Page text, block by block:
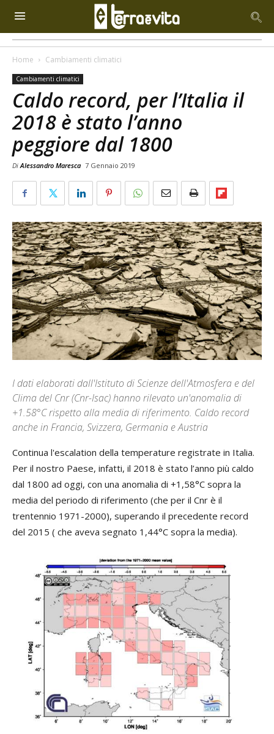
Home Cambiamenti climatici
Cambiamenti climatici
Caldo record, per l’Italia il
2018 è stato l’anno
peggiore dal 1800
DiAlessandro Maresca 7 Gennaio 2019
I dati elaborati dall'Istituto di Scienze dell'Atmosfera e del
Clima del Cnr (Cnr-Isac) hanno rilevato un'anomalia di
+1.58°C rispetto alla media di riferimento. Caldo record
anche in Francia, Svizzera, Germania e Austria
Continua l'escalation della temperature registrate in Italia.
Per il nostro Paese, infatti, il 2018 è stato l’anno più caldo
dal 1800 ad oggi, con una anomalia di +1,58°C sopra la
media del periodo di riferimento (che per il Cnr è il
trentennio 1971-2000), superando il precedente record
del 2015 ( che aveva segnato 1,44°C sopra la media).